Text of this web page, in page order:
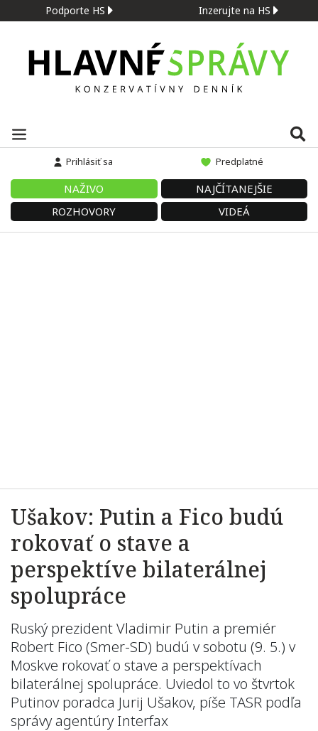
Podporte HS Inzerujte na HS
Prihlásiť sa Predplatné
NAŽIVO
NAJČÍTANEJŠIE
ROZHOVORY
VIDEÁ
Ušakov: Putin a Fico budú
rokovať o stave a
perspektíve bilaterálnej
spolupráce
Ruský prezident Vladimir Putin a premiér
Robert Fico (Smer-SD) budú v sobotu (9. 5.) v
Moskve rokovať o stave a perspektívach
bilaterálnej spolupráce. Uviedol to vo štvrtok
Putinov poradca Jurij Ušakov, píše TASR podľa
správy agentúry Interfax